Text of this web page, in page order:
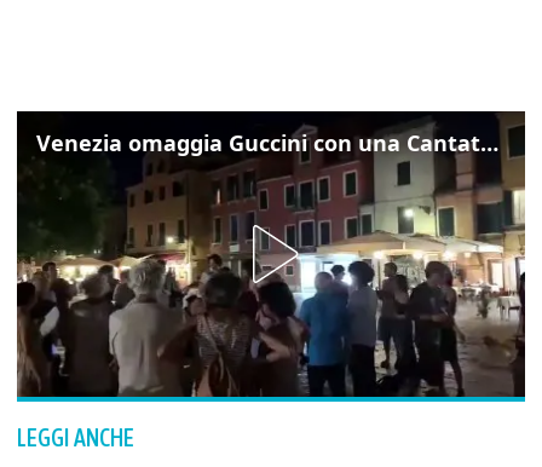
Venezia omaggia Guccini con una Cantata Anarchica in campo Santa Margherita
LEGGI ANCHE